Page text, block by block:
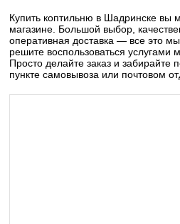
Купить коптильню в Шадринске вы
магазине. Большой выбор,
оперативная доставка — все это
решите воспользоваться услугами
Просто делайте заказ и забирайте
пункте самовывоза или почтовом